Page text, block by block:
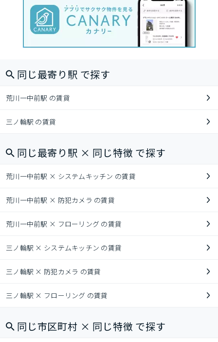
同じ最寄り駅 で探す
荒川一中前駅 の賃貸
三ノ輪駅 の賃貸
同じ最寄り駅 × 同じ特徴 で探す
荒川一中前駅 × システムキッチン の賃貸
荒川一中前駅 × 防犯カメラ の賃貸
荒川一中前駅 × フローリング の賃貸
三ノ輪駅 × システムキッチン の賃貸
三ノ輪駅 × 防犯カメラ の賃貸
三ノ輪駅 × フローリング の賃貸
同じ市区町村 × 同じ特徴 で探す